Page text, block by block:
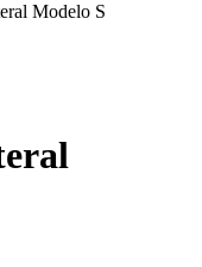
Modelo S